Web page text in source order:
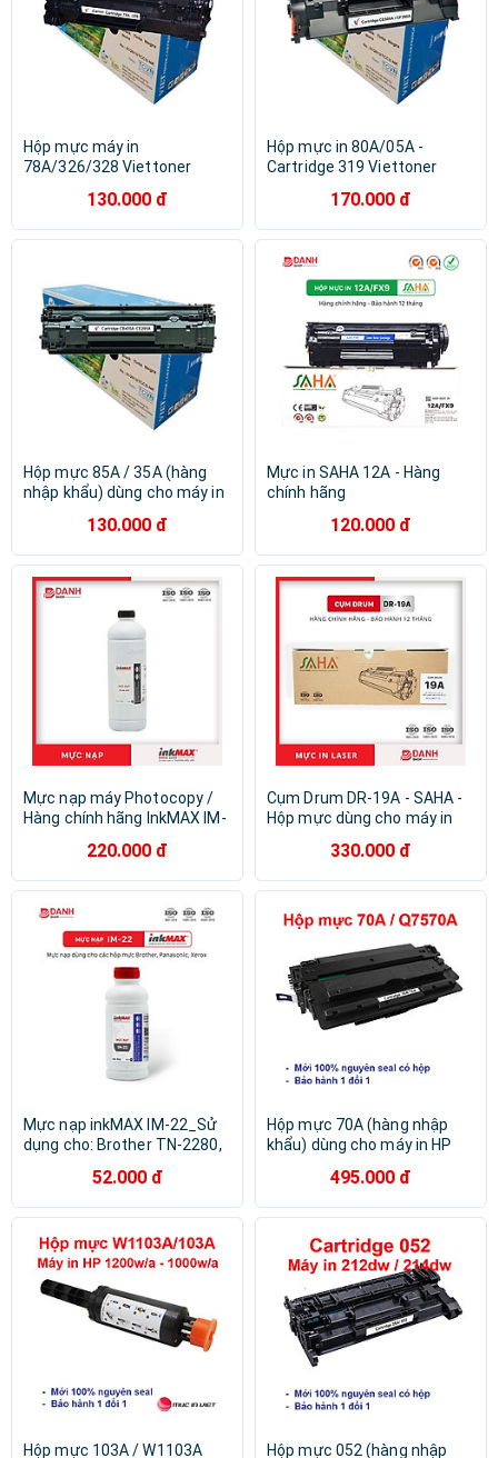
Hộp mực máy in
78A/326/328 Viettoner
6230dn, 6200, MF4410, 4420,
4430, 4450, MF4550, 4470,
Cartridge 326
130.000 đ
Hộp mực in 80A/05A -
Cartridge 319 Viettoner
M401N, M401D, M425DN,
P2035 ,P2055D, Canon
MF416DW,416DW - Cartridge
CẸ05A CF280A
170.000 đ
Hộp mực 85A / 35A (hàng
nhập khẩu) dùng cho máy in
và Canon LBP 6000, MF3010,
6030 - Cartridge CB435A /
CE285A mới 100%
130.000 đ
Mực in SAHA 12A - Hàng
chính hãng
120.000 đ
Mực nạp máy Photocopy /
Hàng chính hãng InkMAX IM-
dòng máy Photocopy
Kyocera Mita: TK-675 / 678 /
3060, 300i, TK-715 / 717 /
220.000 đ
Cụm Drum DR-19A - SAHA -
Hộp mực dùng cho máy in
M102, M103, M104 / MFP –
M130, M132
330.000 đ
Mực nạp inkMAX IM-22_Sử
dụng cho: Brother TN-2280,
88, KX-FAT 92, 411. Xerox
P255D, P265D, Hàng chính
hãng
52.000 đ
Hộp mực 70A (hàng nhập
khẩu) dùng cho máy in HP
M5035x - Cartridge Q7570A -
16A mới 100% [Full Box]
495.000 đ
Hộp mực 103A / W1103A Hộp mực 052 (hàng nhập